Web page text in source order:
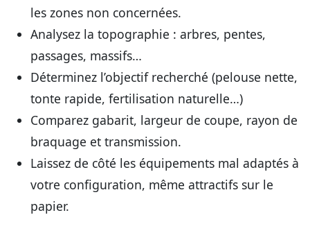
les zones non concernées.
Analysez la topographie : arbres, pentes,
passages, massifs…
Déterminez l’objectif recherché (pelouse nette,
tonte rapide, fertilisation naturelle…)
Comparez gabarit, largeur de coupe, rayon de
braquage et transmission.
Laissez de côté les équipements mal adaptés à
votre configuration, même attractifs sur le
papier.